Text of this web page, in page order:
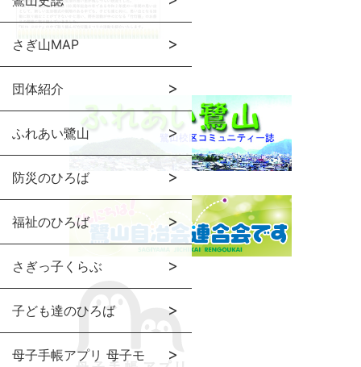
さぎ山MAP
団体紹介
ふれあい鷺山
防災のひろば
福祉のひろば
さぎっ子くらぶ
子ども達のひろば
母子手帳アプリ 母子モ